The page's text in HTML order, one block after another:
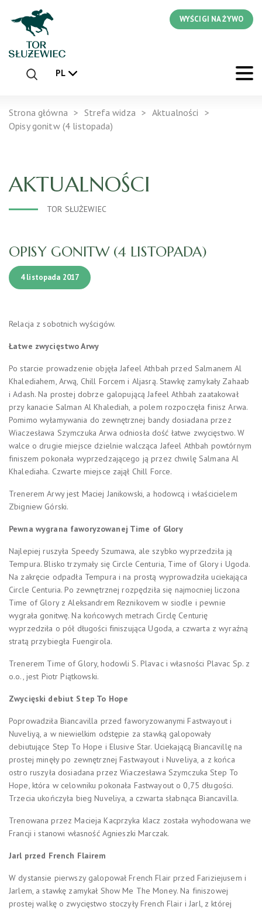
WYŚCIGI NA ŻYWO
PL
Strona główna Strefa widza
Aktualności
Opisy gonitw (4 listopada)
AKTUALNOŚCI
TOR SŁUŻEWIEC
OPISY GONITW (4 LISTOPADA)
4 listopada 2017
Relacja z sobotnich wyścigów.
Łatwe zwycięstwo Arwy
Po starcie prowadzenie objęła Jafeel Athbah przed Salmanem Al
Khalediahem, Arwą, Chill Forcem i Aljasrą. Stawkę zamykały Zahaab
i Adash. Na prostej dobrze galopującą Jafeel Athbah zaatakował
przy kanacie Salman Al Khalediah, a polem rozpoczęła finisz Arwa.
Pomimo wyłamywania do zewnętrznej bandy dosiadana przez
Wiaczesława Szymczuka Arwa odniosła dość łatwe zwycięstwo. W
walce o drugie miejsce dzielnie walcząca Jafeel Athbah powtórnym
finiszem pokonała wyprzedzającego ją przez chwilę Salmana Al
Khalediaha. Czwarte miejsce zajął Chill Force.
Trenerem Arwy jest Maciej Janikowski, a hodowcą i właścicielem
Zbigniew Górski.
Pewna wygrana faworyzowanej Time of Glory
Najlepiej ruszyła Speedy Szumawa, ale szybko wyprzedziła ją
Tempura. Blisko trzymały się Circle Centuria, Time of Glory i Ugoda.
Na zakręcie odpadła Tempura i na prostą wyprowadziła uciekająca
Circle Centuria. Po zewnętrznej rozpędziła się najmocniej liczona
Time of Glory z Aleksandrem Reznikovem w siodle i pewnie
wygrała gonitwę. Na końcowych metrach Circlę Centurię
wyprzedziła o pół długości finiszująca Ugoda, a czwarta z wyraźną
stratą przybiegła Fuengirola.
Trenerem Time of Glory, hodowli S. Plavac i własności Plavac Sp. z
o.o., jest Piotr Piątkowski.
Zwycięski debiut Step To Hope
Poprowadziła Biancavilla przed faworyzowanymi Fastwayout i
Nuveliyą, a w niewielkim odstępie za stawką galopowały
debiutujące Step To Hope i Elusive Star. Uciekającą Biancavillę na
prostej minęły po zewnętrznej Fastwayout i Nuveliya, a z końca
ostro ruszyła dosiadana przez Wiaczesława Szymczuka Step To
Hope, która w celowniku pokonała Fastwayout o 0,75 długości.
Trzecia ukończyła bieg Nuveliya, a czwarta słabnąca Biancavilla.
Trenowana przez Macieja Kacprzyka klacz została wyhodowana we
Francji i stanowi własność Agnieszki Marczak.
Jarl przed French Flairem
W dystansie pierwszy galopował French Flair przed Fariziejusem i
Jarlem, a stawkę zamykał Show Me The Money. Na finiszowej
prostej walkę o zwycięstwo stoczyły French Flair i Jarl, z której